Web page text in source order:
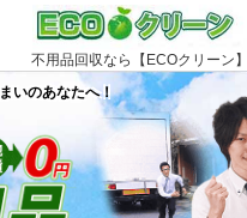
不用品回収なら【ECOクリーン】
いのあなたへ！